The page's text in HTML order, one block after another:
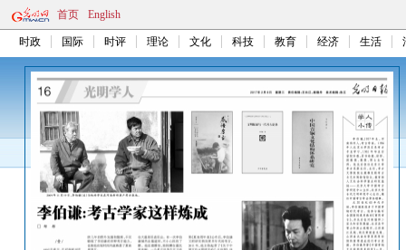
首页 English
时政 国际 时评 理论 文化 科技 教育 经济 生活